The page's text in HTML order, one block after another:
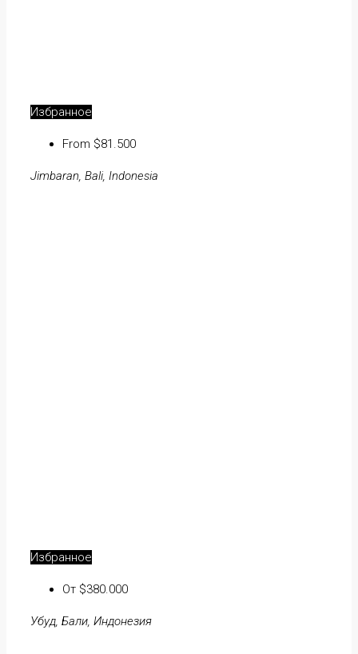
Избранное
From $81.500
Jimbaran, Bali, Indonesia
Избранное
От $380.000
Убуд, Бали, Индонезия